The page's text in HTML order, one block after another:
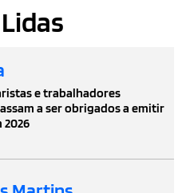
e trabalhadores
a ser obrigados a emitir
2026